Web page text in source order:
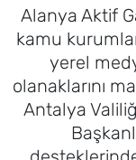
Alanya Aktif
kamu
yerel
olanaklarını
Antalya